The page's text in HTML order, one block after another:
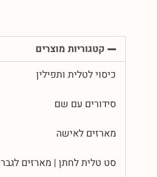
קטגוריות מוצרים
כיסוי לטלית ותפילין
סידורים עם שם
מארזים לאישה
סט טלית לחתן | מארזים לגבר